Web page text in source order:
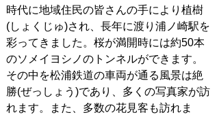
時代に地域住民の皆さんの手により植樹
(しょくじゅ)され、長年に渡り浦ノ崎駅を
彩ってきました。桜が満開時には約50本
のソメイヨシノのトンネルができます。
その中を松浦鉄道の車両が通る風景は絶
勝(ぜっしょう)であり、多くの写真家が訪
れます。また、多数の花見客も訪れま